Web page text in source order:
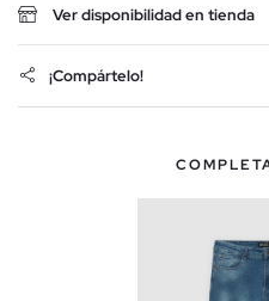
Ver disponibilidad en tienda
¡Compártelo!